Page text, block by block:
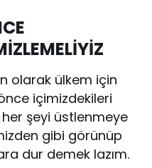
olarak ülkem için
içimizdekileri
şeyi üstlenmeye
gibi görünüp
dur demek lazım.